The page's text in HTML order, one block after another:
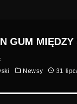
GUM MIĘDZY
Newsy 31